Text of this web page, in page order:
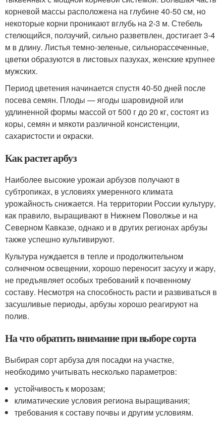
корневой массы расположена на глубине 40-50 см, но
некоторые корни проникают вглубь на 2-3 м. Стебель
стелющийся, ползучий, сильно разветвлен, достигает 3-4
м в длину. Листья темно-зеленые, сильнорассеченные,
цветки образуются в листовых пазухах, женские крупнее
мужских.
Период цветения начинается спустя 40-50 дней после
посева семян. Плоды — ягоды шаровидной или
удлиненной формы массой от 500 г до 20 кг, состоят из
коры, семян и мякоти различной консистенции,
сахаристости и окраски.
Как растет арбуз
Наиболее высокие урожаи арбузов получают в
субтропиках, в условиях умеренного климата
урожайность снижается. На территории России культуру,
как правило, выращивают в Нижнем Поволжье и на
Северном Кавказе, однако и в других регионах арбузы
также успешно культивируют.
Культура нуждается в тепле и продолжительном
солнечном освещении, хорошо переносит засуху и жару,
не предъявляет особых требований к почвенному
составу. Несмотря на способность расти и развиваться в
засушливые периоды, арбузы хорошо реагируют на
полив.
На что обратить внимание при выборе сорта
Выбирая сорт арбуза для посадки на участке,
необходимо учитывать несколько параметров:
устойчивость к морозам;
климатические условия региона выращивания;
требования к составу почвы и другим условиям.